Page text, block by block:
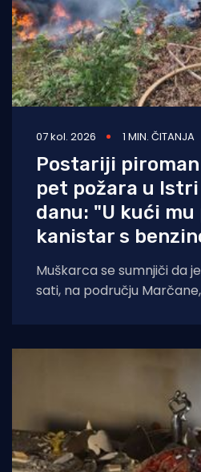
07 kol. 2026 1 MIN. ČITANJA
Postariji
pet požara u
danu: "U kući
kanistar s
Muškarca se sumnjiči da
sati, na području